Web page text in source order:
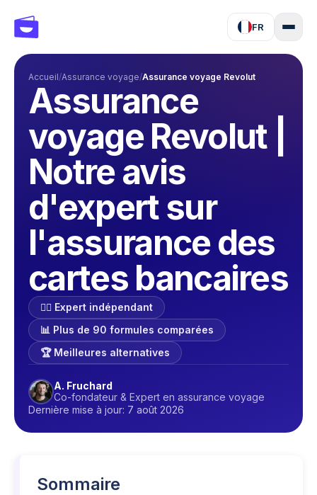
FR
Accueil/Assurance voyage/Assurance voyage Revolut
Assurance
voyage Revolut |
Notre avis
d'expert sur
l'assurance des
cartes bancaires
🕵️‍♂️ Expert indépendant
📊 Plus de 90 formules comparées
🏆 Meilleures alternatives
A. Fruchard
Co-fondateur & Expert en assurance voyage
Dernière mise à jour: 7 août 2026
Sommaire